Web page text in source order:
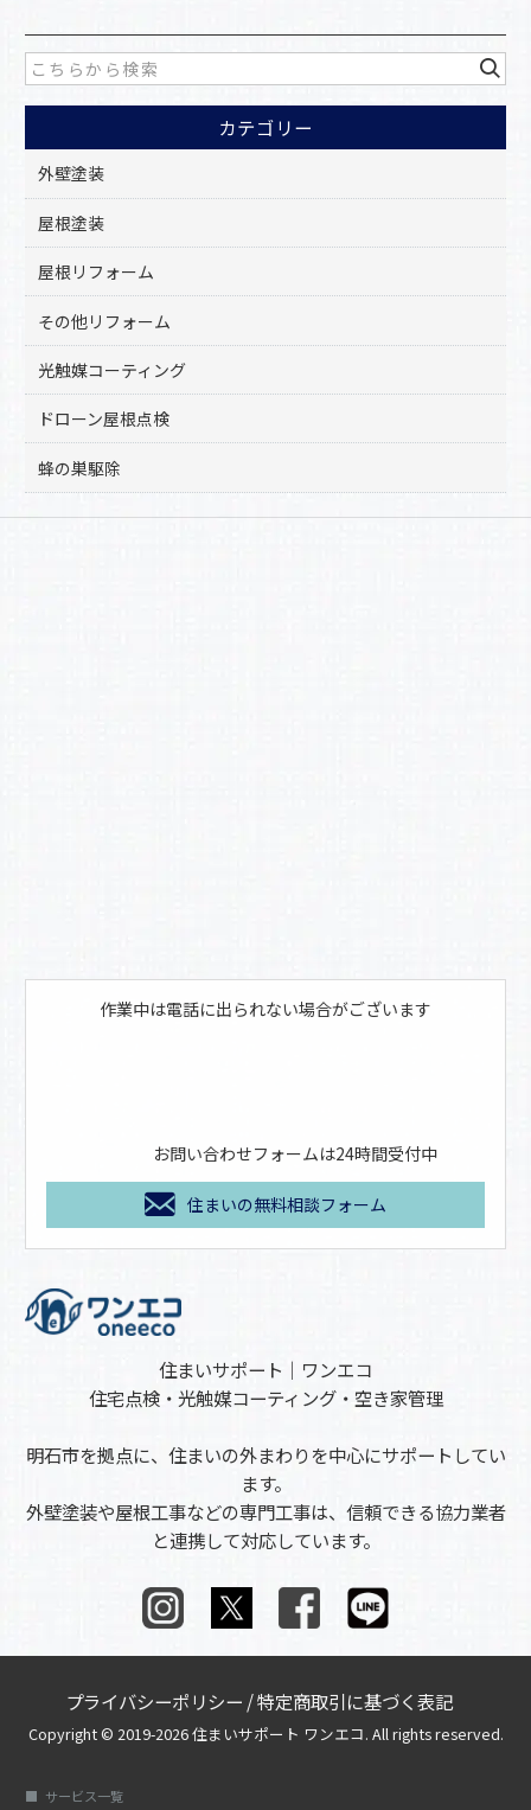
e
b
o
o
k
カテゴリー
外壁塗装
屋根塗装
屋根リフォーム
その他リフォーム
光触媒コーティング
ドローン屋根点検
蜂の巣駆除
作業中は電話に出られない場合がございます
お問い合わせフォームは24時間受付中
住まいの無料相談フォーム
住まいサポート｜ワンエコ
住宅点検・光触媒コーティング・空き家管理
明石市を拠点に、住まいの外まわりを中心にサポートしてい
ます。
外壁塗装や屋根工事などの専門工事は、信頼できる協力業者
と連携して対応しています。
プライバシーポリシー /特定商取引に基づく表記
Copyright © 2019-2026 住まいサポート ワンエコ. All rights reserved.
サービス一覧